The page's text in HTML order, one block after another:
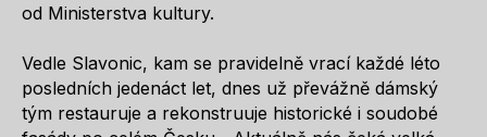
od Ministerstva kultury.
Vedle Slavonic, kam se pravidelně vrací každé léto
posledních jedenáct let, dnes už převážně dámský
tým restauruje a rekonstruuje historické i soudobé